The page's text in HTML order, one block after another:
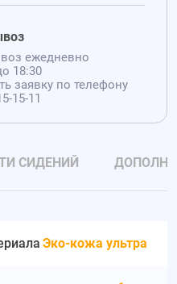
ежедневно
18:30
заявку по телефону
15-11
СИДЕНИЙ
Эко-кожа ультра